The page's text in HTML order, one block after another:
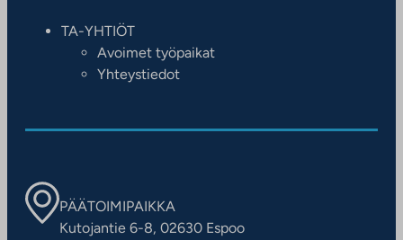
TA-YHTIÖT
Avoimet työpaikat
Yhteystiedot
PÄÄTOIMIPAIKKA
Kutojantie 6-8, 02630 Espoo